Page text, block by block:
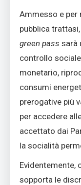
Ammesso e per
pubblica
green pass sarà
controllo
monetario,
consumi
prerogative più
per accedere
accettato dai
la socialità
Evidentemente,
sopporta le